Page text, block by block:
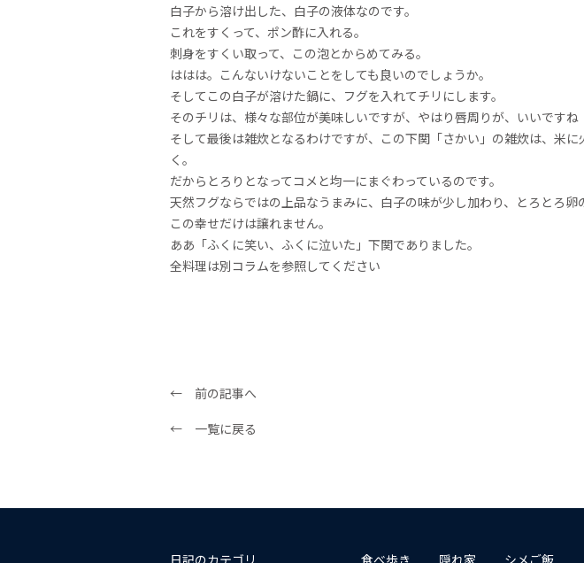
白子から溶け出した、白子の液体なのです。
これをすくって、ポン酢に入れる。
刺身をすくい取って、この泡とからめてみる。
ははは。こんないけないことをしても良いのでしょうか。
そしてこの白子が溶けた鍋に、フグを入れてチリにします。
そのチリは、様々な部位が美味しいですが、やはり唇周りが、いいですね
そして最後は雑炊となるわけですが、この下関「さかい」の雑炊は、米
く。
だからとろりとなってコメと均一にまぐわっているのです。
天然フグならではの上品なうまみに、白子の味が少し加わり、とろとろ
この幸せだけは譲れません。
ああ「ふくに笑い、ふくに泣いた」下関でありました。
全料理は別コラムを参照してください
← 前の記事へ
← 一覧に戻る
日記のカテゴリ 食べ歩き 隠れ家 シメご飯